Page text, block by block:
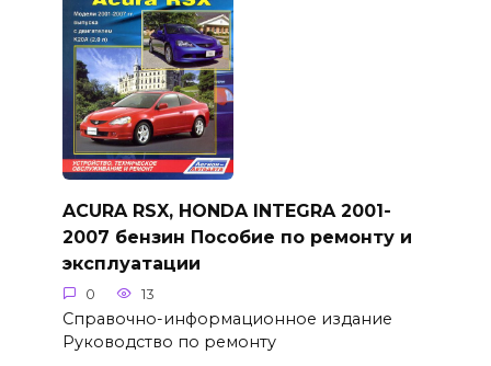
ACURA RSX, HONDA INTEGRA 2001-
2007 бензин Пособие по ремонту и
эксплуатации
0 13
Справочно-информационное издание
Руководство по ремонту